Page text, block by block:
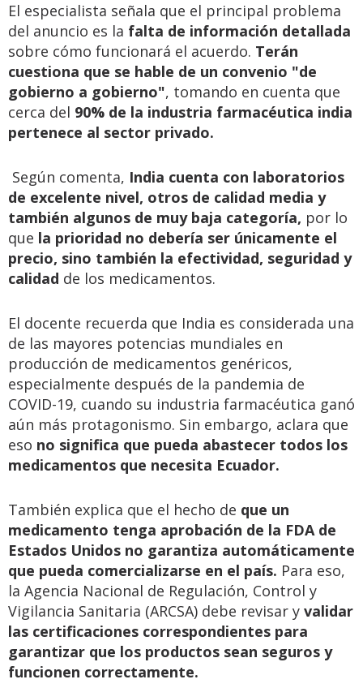
El especialista señala que el principal problema
del anuncio es la falta de información detallada
sobre cómo funcionará el acuerdo. Terán
cuestiona que se hable de un convenio "de
gobierno a gobierno", tomando en cuenta que
cerca del 90% de la industria farmacéutica india
pertenece al sector privado.
Según comenta, India cuenta con laboratorios
de excelente nivel, otros de calidad media y
también algunos de muy baja categoría, por lo
que la prioridad no debería ser únicamente el
precio, sino también la efectividad, seguridad y
calidad de los medicamentos.
El docente recuerda que India es considerada una
de las mayores potencias mundiales en
producción de medicamentos genéricos,
especialmente después de la pandemia de
COVID-19, cuando su industria farmacéutica ganó
aún más protagonismo. Sin embargo, aclara que
eso no significa que pueda abastecer todos los
medicamentos que necesita Ecuador.
También explica que el hecho de que un
medicamento tenga aprobación de la FDA de
Estados Unidos no garantiza automáticamente
que pueda comercializarse en el país. Para eso,
la Agencia Nacional de Regulación, Control y
Vigilancia Sanitaria (ARCSA) debe revisar y validar
las certificaciones correspondientes para
garantizar que los productos sean seguros y
funcionen correctamente.